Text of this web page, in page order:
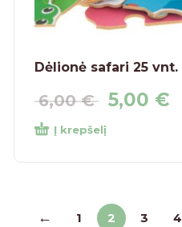
Dėlionė safari 25 vnt.
6,00€ 5,00 €
Į krepšelį
← 1 2 3 4